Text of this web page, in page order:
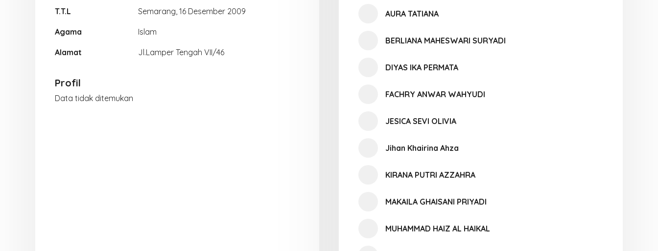
T.T.L Semarang, 16 Desember 2009
Agama Islam
Alamat Jl.Lamper Tengah VII/46
Profil
Data tidak ditemukan
AURA TATIANA
BERLIANA MAHESWARI SURYADI
DIYAS IKA PERMATA
FACHRY ANWAR WAHYUDI
JESICA SEVI OLIVIA
Jihan Khairina Ahza
KIRANA PUTRI AZZAHRA
MAKAILA GHAISANI PRIYADI
MUHAMMAD HAIZ AL HAIKAL